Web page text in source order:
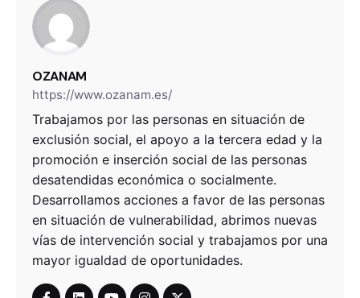
OZANAM
https://www.ozanam.es/
Trabajamos por las personas en situación de
exclusión social, el apoyo a la tercera edad y la
promoción e inserción social de las personas
desatendidas económica o socialmente.
Desarrollamos acciones a favor de las personas
en situación de vulnerabilidad, abrimos nuevas
vías de intervención social y trabajamos por una
mayor igualdad de oportunidades.